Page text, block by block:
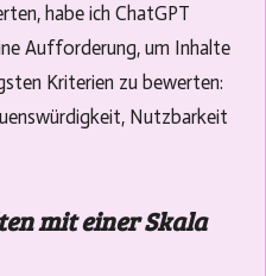
habe ich ChatGPT
Aufforderung, um Inhalte
Kriterien zu bewerten:
Nutzbarkeit
mit einer Skala